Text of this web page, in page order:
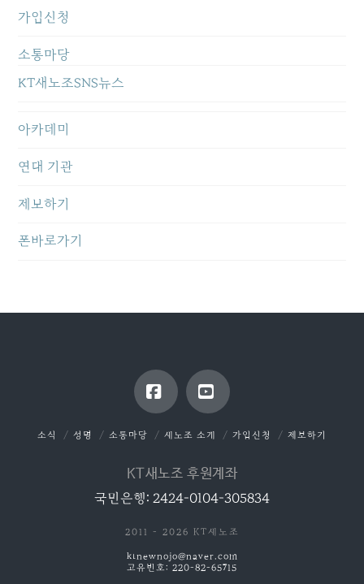
가입신청
소통마당
KT새노조SNS뉴스
아카데미
연대 기관
제보하기
폰바로가기
FacebookYouTube
소식 성명 소통마당 새노조 소개 가입신청 제보하기
KT새노조 후원계좌
국민은행: 2424-0104-305834
2011 - 2026 KT새노조
ktnewnojo@naver.com
고유번호: 220-82-65715